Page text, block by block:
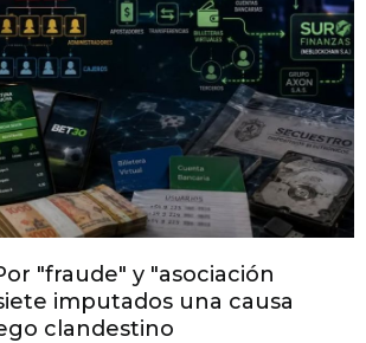
"fraude" y "asociación
imputados una causa
clandestino